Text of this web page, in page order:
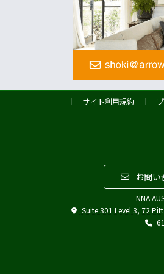
サイト利用規約
お問い
NNA
Suite 301 Level 3, 72